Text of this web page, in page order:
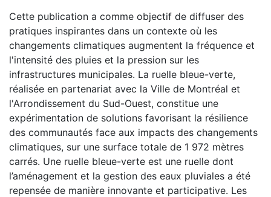
Cette publication a comme objectif de diffuser des
pratiques inspirantes dans un contexte où les
changements climatiques augmentent la fréquence et
l'intensité des pluies et la pression sur les
infrastructures municipales. La ruelle bleue-verte,
réalisée en partenariat avec la Ville de Montréal et
l'Arrondissement du Sud-Ouest, constitue une
expérimentation de solutions favorisant la résilience
des communautés face aux impacts des changements
climatiques, sur une surface totale de 1 972 mètres
carrés. Une ruelle bleue-verte est une ruelle dont
l’aménagement et la gestion des eaux pluviales a été
repensée de manière innovante et participative. Les